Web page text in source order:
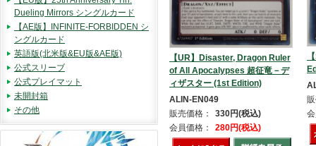
【UR】Disaster, Dragon Ruler
of All Apocalypses 超征竜－デ
ィザスター (1st Edition)
ALIN-EN049
販売価格：
330円(税込)
会員価格：
280円(税込)
Dueling Mirrors シングルカード
【AE版】INFINITE-FORBIDDEN シ
ングルカード
英語版(北米版&EU版&AE版)
公式スリーブ
公式プレイマット
未開封箱
その他